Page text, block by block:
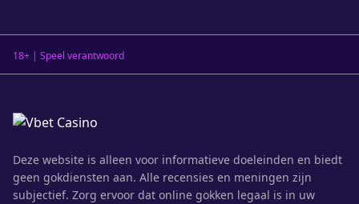
18+ | Speel verantwoord
Deze website is alleen voor informatieve doeleinden en biedt
geen gokdiensten aan. Alle recensies en meningen zijn
subjectief. Zorg ervoor dat online gokken legaal is in uw